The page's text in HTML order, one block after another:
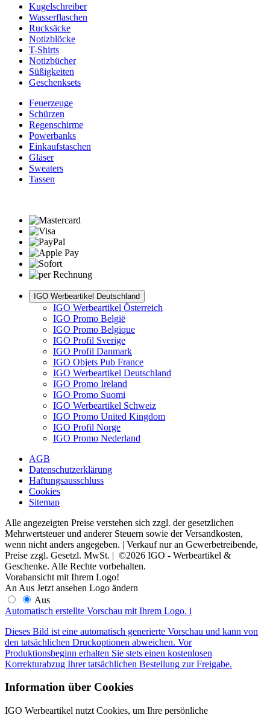
Kugelschreiber
Wasserflaschen
Rucksäcke
Notizblöcke
T-Shirts
Notizbücher
Süßigkeiten
Geschenksets
Feuerzeuge
Schürzen
Regenschirme
Powerbanks
Einkaufstaschen
Gläser
Sweaters
Tassen
IGO Werbeartikel Deutschland
IGO Werbeartikel Österreich
IGO Promo België
IGO Promo Belgique
IGO Profil Sverige
IGO Profil Danmark
IGO Objets Pub France
IGO Werbeartikel Deutschland
IGO Promo Ireland
IGO Promo Suomi
IGO Werbeartikel Schweiz
IGO Promo United Kingdom
IGO Profil Norge
IGO Promo Nederland
AGB
Datenschutzerklärung
Haftungsausschluss
Cookies
Sitemap
Alle angezeigten Preise verstehen sich zzgl. der gesetzlichen
Mehrwertsteuer und anderer Steuern sowie der Versandkosten,
wenn nicht anders angegeben. | Verkauf nur an Gewerbetreibende,
Preise zzgl. Gesetzl. MwSt. | ©2026 IGO - Werbeartikel &
Geschenke. Alle Rechte vorbehalten.
Vorabansicht mit Ihrem Logo!
An Aus Jetzt ansehen Logo ändern
Aus
Automatisch erstellte Vorschau mit Ihrem Logo. i
Dieses Bild ist eine automatisch generierte Vorschau und kann von
den tatsächlichen Druckoptionen abweichen. Vor
Produktionsbeginn erhalten Sie stets einen kostenlosen
Korrekturabzug Ihrer tatsächlichen Bestellung zur Freigabe.
Information über Cookies
IGO Werbeartikel nutzt Cookies, um Ihre persönliche